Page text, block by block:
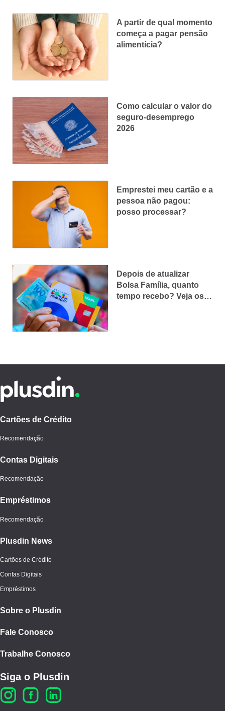
A partir de qual momento
começa a pagar pensão
alimentícia?
Como calcular o valor do
seguro-desemprego
2026
Emprestei meu cartão e a
pessoa não pagou:
posso processar?
Depois de atualizar
Bolsa Família, quanto
tempo recebo? Veja os
Cartões de Crédito
Recomendação
Contas Digitais
Recomendação
Empréstimos
Recomendação
Plusdin News
Cartões de Crédito
Contas Digitais
Empréstimos
Sobre o Plusdin
Fale Conosco
Trabalhe Conosco
Siga o Plusdin